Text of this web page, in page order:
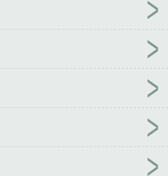
行至彼岸by南
禁庭知春晓by砚秋笔趣
尔尔辞晚
檐下雀by南谯居北未删减
隐秘by碎碎平安未